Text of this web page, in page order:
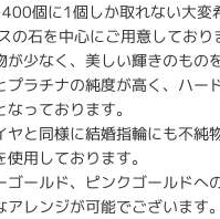
個に1個しか取れない大変
の石を中心にご用意しており
少なく、美しい輝きのもの
ラチナの純度が高く、ハー
っております。
ヤと同様に結婚指輪にも不純
用しております。
ゴールド、ピンクゴールドへ
レンジが可能でございます。